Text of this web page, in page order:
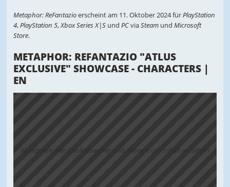
Metaphor: ReFantazioerscheint am 11. Oktober 2024 fürPlayStation
4,PlayStation 5,Xbox Series X|Sund PCviaSteam und Microsoft
Store.
METAPHOR: REFANTAZIO "ATLUS
EXCLUSIVE" SHOWCASE - CHARACTERS |
EN
Akzeptiere den Cookiebanner und reloade um Inhalt zu sehen